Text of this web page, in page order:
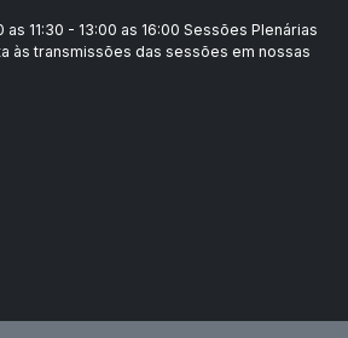
11:30 - 13:00 as 16:00 Sessões Plenárias
às transmissões das sessões em nossas